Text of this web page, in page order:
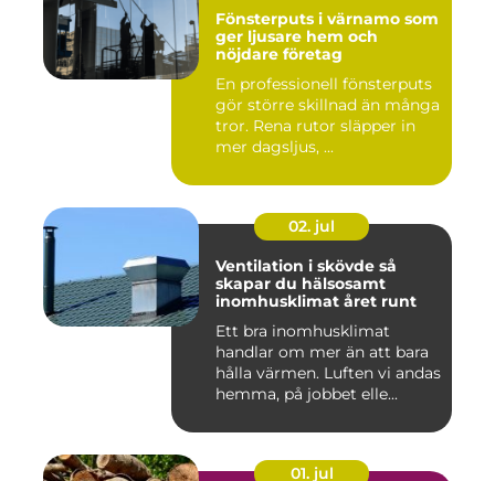
Fönsterputs i värnamo som
ger ljusare hem och
nöjdare företag
En professionell fönsterputs
gör större skillnad än många
tror. Rena rutor släpper in
mer dagsljus, ...
02. jul
Ventilation i skövde så
skapar du hälsosamt
inomhusklimat året runt
Ett bra inomhusklimat
handlar om mer än att bara
hålla värmen. Luften vi andas
hemma, på jobbet elle...
01. jul